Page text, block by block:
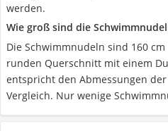
werden.
Wie groß sind die
Die Schwimmnudeln sind 160
runden Querschnitt mit einem
entspricht den Abmessungen
Vergleich. Nur wenige